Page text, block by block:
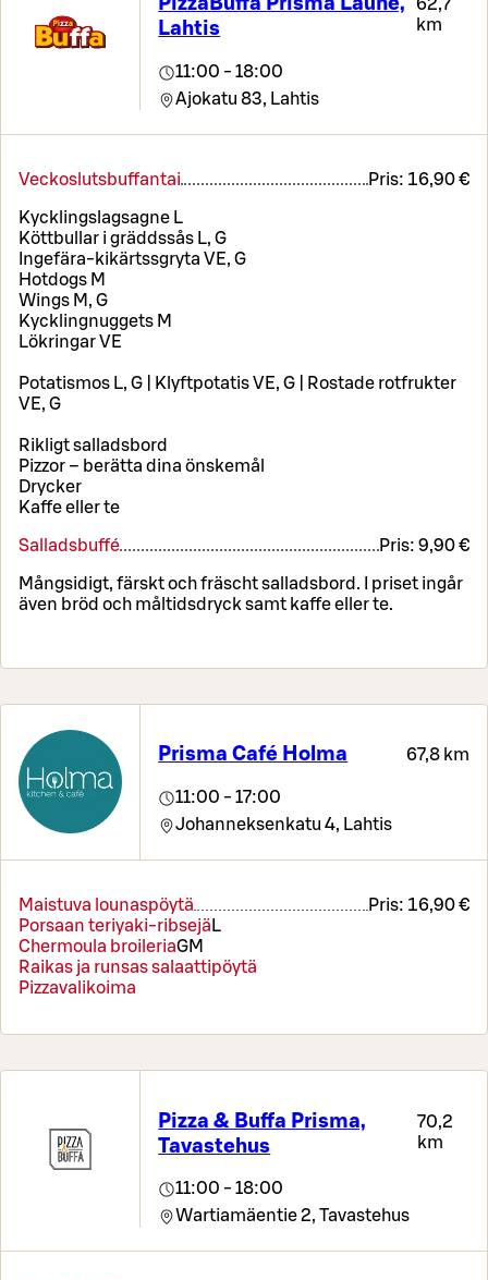
Lahtis
62,7
km
11:00 - 18:00
Ajokatu 83, Lahtis
Veckoslutsbuffantai Pris: 16,90 €
Kycklingslagsagne L
Köttbullar i gräddssås L, G
Ingefära-kikärtssgryta VE, G
Hotdogs M
Wings M, G
Kycklingnuggets M
Lökringar VE
Potatismos L, G | Klyftpotatis VE, G | Rostade rotfrukter
VE, G
Rikligt salladsbord
Pizzor – berätta dina önskemål
Drycker
Kaffe eller te
Salladsbuffé Pris: 9,90 €
Mångsidigt, färskt och fräscht salladsbord. I priset ingår
även bröd och måltidsdryck samt kaffe eller te.
Prisma Café Holma 67,8 km
11:00 - 17:00
Johanneksenkatu 4, Lahtis
Maistuva lounaspöytä Pris: 16,90 €
Porsaan teriyaki-ribsejä L
Chermoula broileriaGM
Raikas ja runsas salaattipöytä
Pizzavalikoima
Pizza & Buffa Prisma,
Tavastehus
70,2
km
11:00 - 18:00
Wartiamäentie 2, Tavastehus